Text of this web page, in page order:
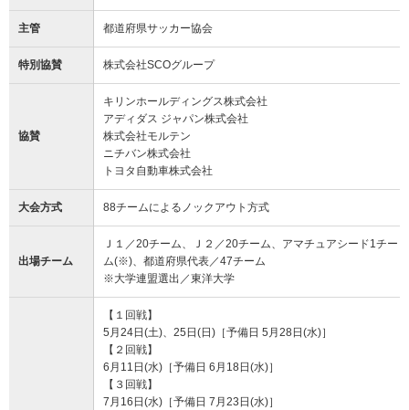
主管 都道府県サッカー協会
特別協賛 株式会社SCOグループ
協賛
キリンホールディングス株式会社
アディダス ジャパン株式会社
株式会社モルテン
ニチバン株式会社
トヨタ自動車株式会社
大会方式 88チームによるノックアウト方式
出場チーム
Ｊ１／20チーム、Ｊ２／20チーム、アマチュアシード1チー
ム(※)、都道府県代表／47チーム
※大学連盟選出／東洋大学
【１回戦】
5月24日(土)、25日(日)［予備日 5月28日(水)］
【２回戦】
6月11日(水)［予備日 6月18日(水)］
【３回戦】
7月16日(水)［予備日 7月23日(水)］